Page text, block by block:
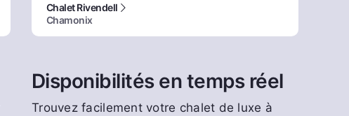
Chalet Rivendell
Chamonix
Disponibilités en temps réel
Trouvez facilement votre chalet de luxe à